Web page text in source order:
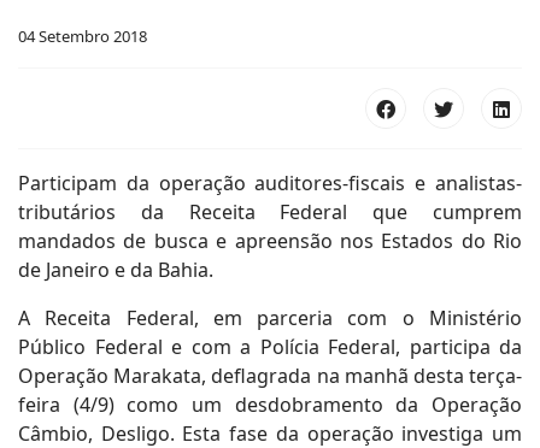
04 Setembro 2018
Participam da operação auditores-fiscais e analistas-
tributários da Receita Federal que cumprem
mandados de busca e apreensão nos Estados do Rio
de Janeiro e da Bahia.
A Receita Federal, em parceria com o Ministério
Público Federal e com a Polícia Federal, participa da
Operação Marakata, deflagrada na manhã desta terça-
feira (4/9) como um desdobramento da Operação
Câmbio, Desligo. Esta fase da operação investiga um